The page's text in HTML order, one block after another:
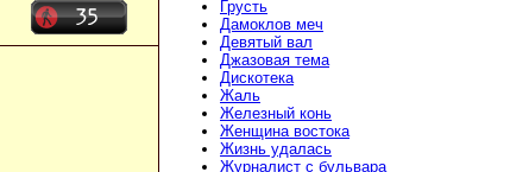
Грусть
Дамоклов меч
Девятый вал
Джазовая тема
Дискотека
Жаль
Железный конь
Женщина востока
Жизнь удалась
Журналист с бульвара